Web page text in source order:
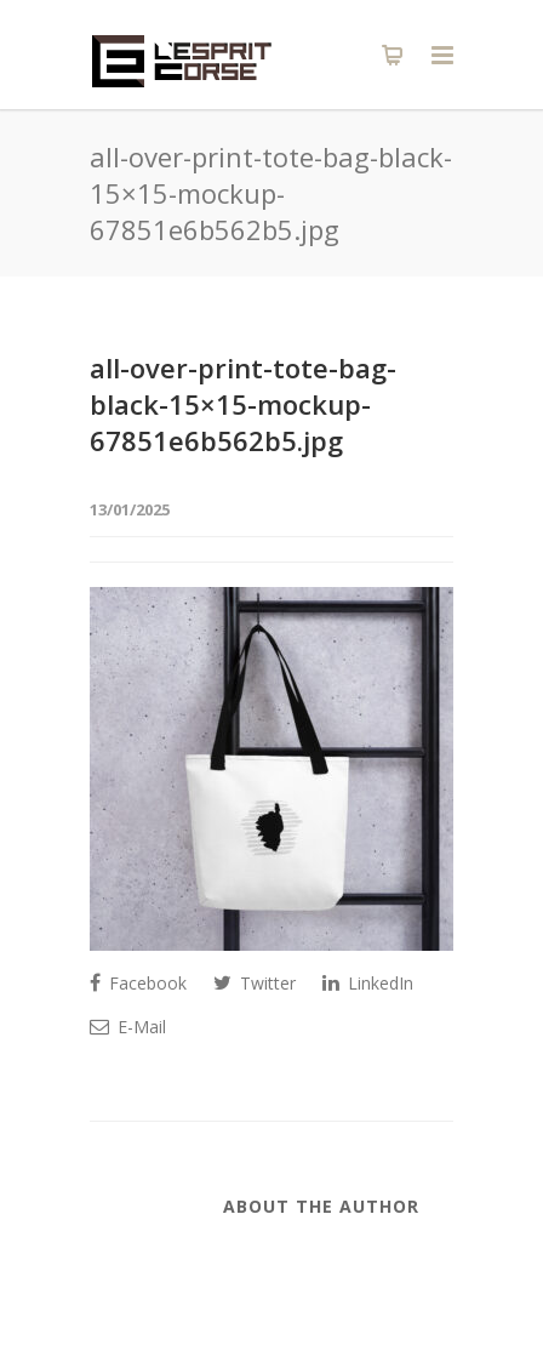
all-over-print-tote-bag-black-
15×15-mockup-
67851e6b562b5.jpg
all-over-print-tote-bag-
black-15×15-mockup-
67851e6b562b5.jpg
13/01/2025
Facebook Twitter
LinkedIn
E-Mail
ABOUT THE AUTHOR